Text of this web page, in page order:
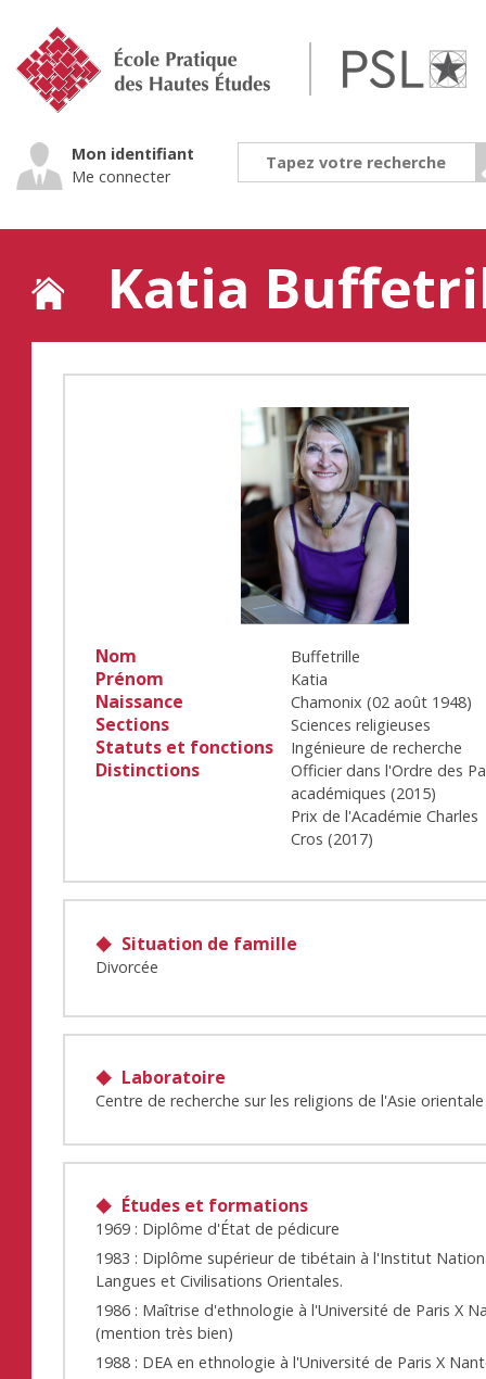
navigation
Mon identifiant
Me connecter
Katia
Back
Nom Buffetrille
Prénom Katia
Naissance Chamonix (02 août 1948)
Sections Sciences religieuses
Statuts et fonctions Ingénieure de recherche
Distinctions
Officier dans l'Ordre des
académiques (2015)
Prix de l'Académie Charles
Cros (2017)
Situation de famille
Divorcée
Laboratoire
Centre de recherche sur les religions de l'Asie orientale
Études et formations
1969 : Diplôme d'État de pédicure
1983 : Diplôme supérieur de tibétain à l'Institut
Langues et Civilisations Orientales.
1986 : Maîtrise d'ethnologie à l'Université de Paris X
(mention très bien)
1988 : DEA en ethnologie à l'Université de Paris X